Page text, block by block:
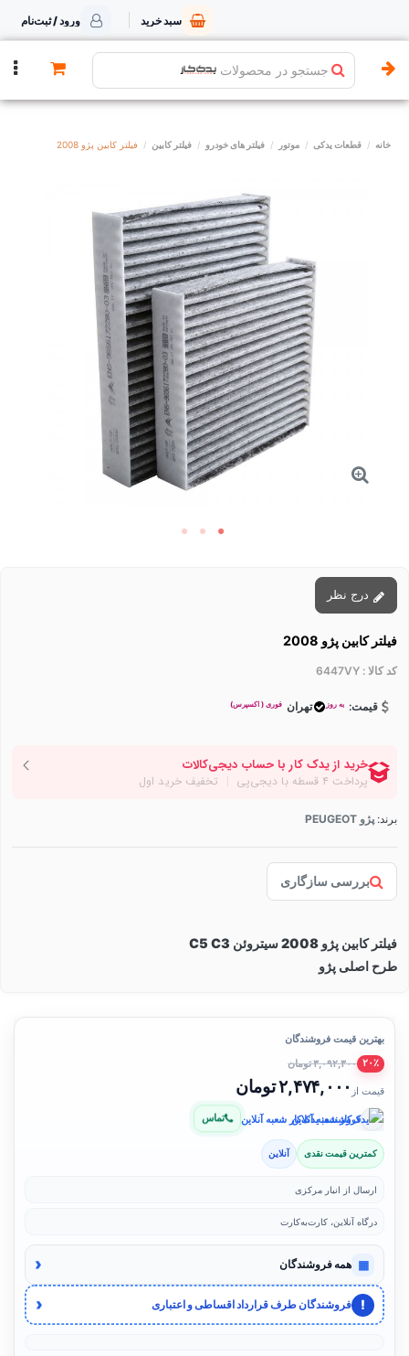
سبد خرید ورود / ثبت‌نام
جستجو در محصولات
خانه قطعات یدکی موتور فیلتر های خودرو فیلتر کابین فیلتر کابین پژو 2008
فیلتر کابین پژو 2008
کد کالا : 6447VY
قیمت: به روز تهران فوری ( اکسپرس)
برند: پژو PEUGEOT
بررسی سازگاری
فیلتر کابین پژو 2008 سیتروئن C5 C3
طرح اصلی پژو
بهترین قیمت فروشندگان
۲۰٪ ۳,۰۹۲,۳۰۰ تومان
قیمت از ۲,۴۷۴,۰۰۰ تومان
فروشنده: یدک‌کار شعبه آنلاین تماس
کمترین قیمت نقدی آنلاین
ارسال از انبار مرکزی
درگاه آنلاین، کارت‌به‌کارت
▦ همه فروشندگان ‹
! فروشندگان طرف قرارداد اقساطی و اعتباری ‹